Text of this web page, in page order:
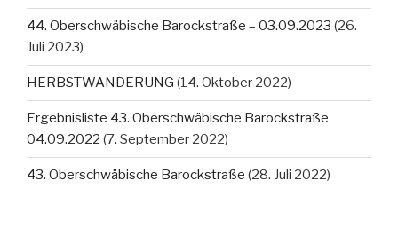
44. Oberschwäbische Barockstraße – 03.09.2023 (26.
Juli 2023)
HERBSTWANDERUNG (14. Oktober 2022)
Ergebnisliste 43. Oberschwäbische Barockstraße
04.09.2022 (7. September 2022)
43. Oberschwäbische Barockstraße (28. Juli 2022)